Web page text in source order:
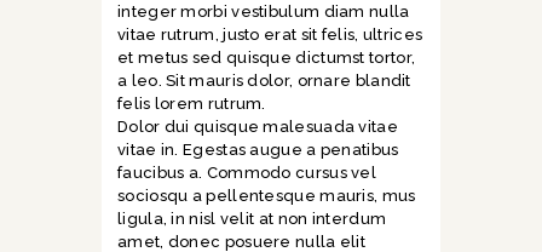
integer morbi vestibulum diam nulla
vitae rutrum, justo erat sit felis, ultrices
et metus sed quisque dictumst tortor,
a leo. Sit mauris dolor, ornare blandit
felis lorem rutrum.
Dolor dui quisque malesuada vitae
vitae in. Egestas augue a penatibus
faucibus a. Commodo cursus vel
sociosqu a pellentesque mauris, mus
ligula, in nisl velit at non interdum
amet, donec posuere nulla elit